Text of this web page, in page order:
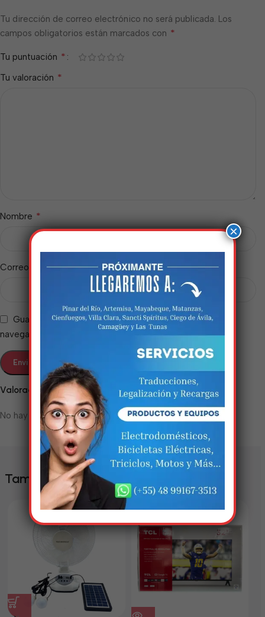
Valoraciones
No hay valoraciones aún.
Tu dirección de correo electrónico no será publicada. Los
campos obligatorios están marcados con *
Tu puntuación *
Tu valoración *
Nombre *
Correo electrónico*
Guarda mi nombre, correo electrónico y web en este
navegador para la próxima vez que comente.
También te puede interesar
×
Estamos trabalhando
nisso!
Em breve, esta página estará
disponível com novidades
incríveis. Agradecemos pela
paciência e compreensão.